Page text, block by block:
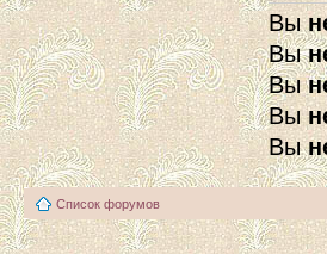
Вы
Вы
Вы
Вы
Вы
Список форумов